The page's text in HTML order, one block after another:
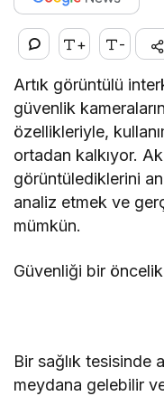
+ -
Artık görüntülü
güvenlik
özellikleriyle,
ortadan kalkıyor.
görüntülediklerini
analiz etmek ve
mümkün.
Güvenliği bir
Bir sağlık tesisinde
meydana gelebilir